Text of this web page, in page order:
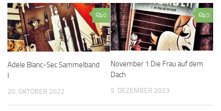
0
Adele Blanc-Sec Sammelband
I
20. OKTOBER 2022
0
November 1 Die Frau auf dem
Dach
5. DEZEMBER 2023